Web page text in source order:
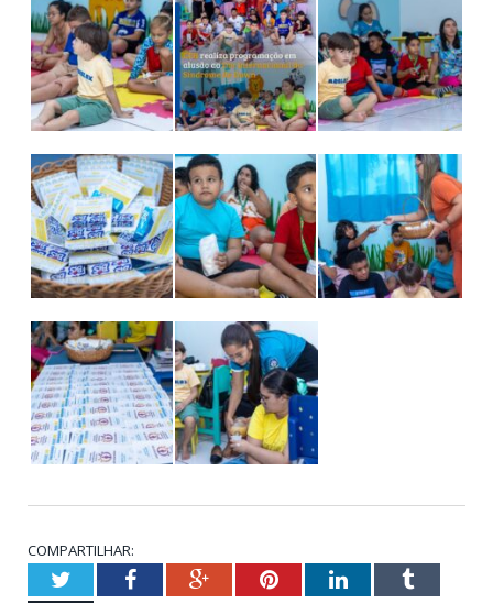
COMPARTILHAR:
TwitterFacebookGoogle+PinterestLinkedInTumblr